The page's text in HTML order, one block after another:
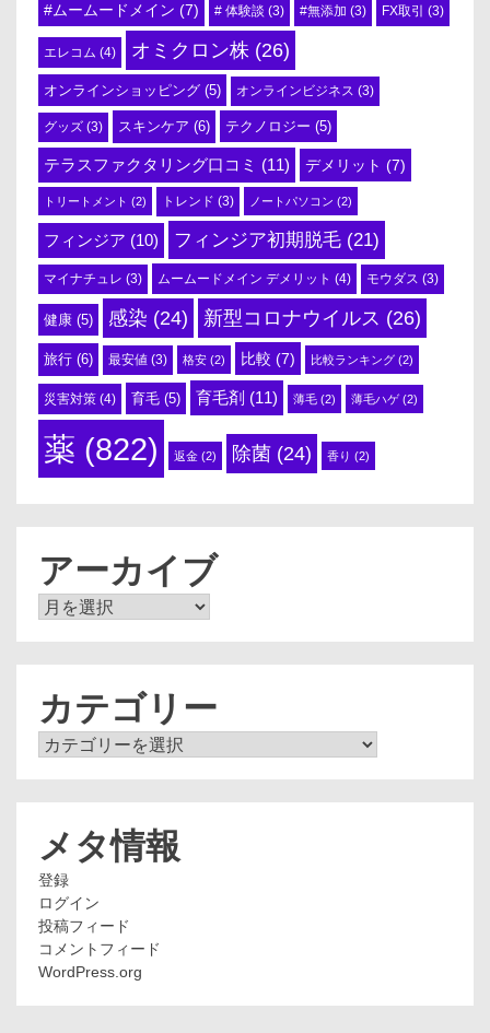
#ムームードメイン (7) # 体験談 (3) #無添加 (3) FX取引 (3)
エレコム (4) オミクロン株 (26)
オンラインショッピング (5) オンラインビジネス (3)
グッズ (3) スキンケア (6) テクノロジー (5)
テラスファクタリング口コミ (11) デメリット (7)
トリートメント (2) トレンド (3) ノートパソコン (2)
フィンジア (10) フィンジア初期脱毛 (21)
マイナチュレ (3) ムームードメイン デメリット (4) モウダス (3)
健康 (5) 感染 (24) 新型コロナウイルス (26)
旅行 (6) 最安値 (3) 格安 (2) 比較 (7) 比較ランキング (2)
災害対策 (4) 育毛 (5) 育毛剤 (11) 薄毛 (2) 薄毛ハゲ(2)
薬 (822) 返金 (2) 除菌 (24) 香り (2)
アーカイブ
ア
カテゴリー
カ
メタ情報
登録
ログイン
投稿フィード
コメントフィード
WordPress.org